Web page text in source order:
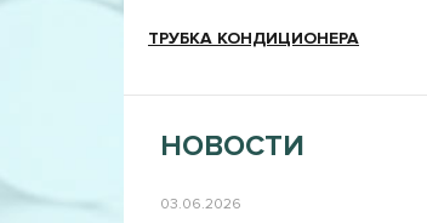
ТРУБКА КОНДИЦИОНЕРА
НОВОСТИ
03.06.2026